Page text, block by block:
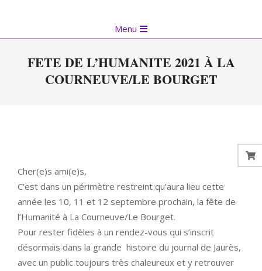
content
Navigation
Menu
FETE DE L’HUMANITE 2021 À LA
COURNEUVE/LE BOURGET
Cher(e)s ami(e)s,
C’est dans un périmètre restreint qu’aura lieu cette
année les 10, 11 et 12 septembre prochain, la fête de
l’Humanité à La Courneuve/Le Bourget.
Pour rester fidèles à un rendez-vous qui s’inscrit
désormais dans la grande histoire du journal de Jaurès,
avec un public toujours très chaleureux et y retrouver